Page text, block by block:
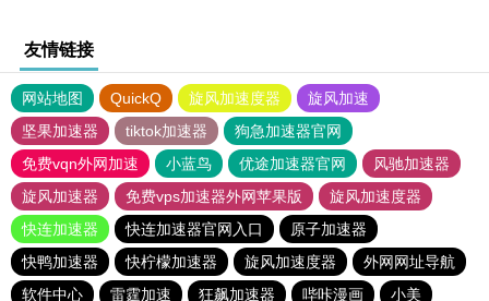
友情链接
网站地图 QuickQ 旋风加速度器
旋风加速
坚果加速器
tiktok加速器
狗急加速器官网
免费vqn外网加速
小蓝鸟 优途加速器官网
风驰加速器
旋风加速器
免费vps加速器外网苹果版
旋风加速度器
快连加速器
快连加速器官网入口
原子加速器
快鸭加速器
快柠檬加速器 旋风加速度器
外网网址导航
软件中心
雷霆加速 狂飙加速器 哔咔漫画 小美